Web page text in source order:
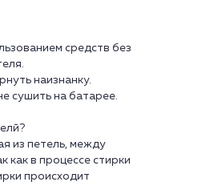
средств без
наизнанку.
сушить на батарее.
из петель, между
как в процессе стирки
происходит